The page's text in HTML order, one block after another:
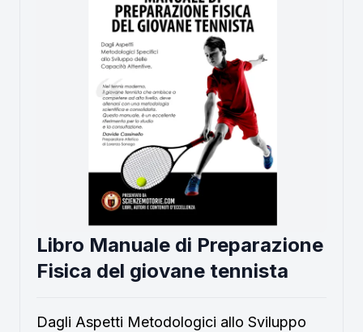
Libro Manuale di Preparazione
Fisica del giovane tennista
Dagli Aspetti Metodologici allo Sviluppo